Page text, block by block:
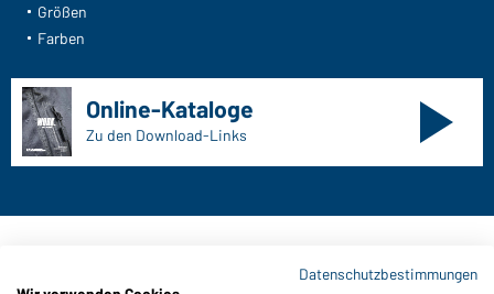
Größen
Farben
Online-Kataloge
Zu den Download-Links
Datenschutzbestimmungen